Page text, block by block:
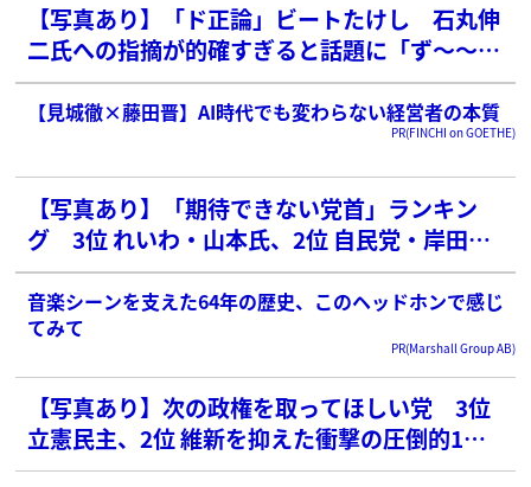
【写真あり】「ド正論」ビートたけし 石丸伸
二氏への指摘が的確すぎると話題に「ず〜〜っ
と石丸さんに思ってたのがまさにコレ」
【見城徹×藤田晋】AI時代でも変わらない経営者の本質
PR(FINCHI on GOETHE)
【写真あり】「期待できない党首」ランキン
グ 3位 れいわ・山本氏、2位 自民党・岸田首
相を抑えた圧倒的1位は？
音楽シーンを支えた64年の歴史、このヘッドホンで感じ
てみて
PR(Marshall Group AB)
【写真あり】次の政権を取ってほしい党 3位
立憲民主、2位 維新を抑えた衝撃の圧倒的1位
は？